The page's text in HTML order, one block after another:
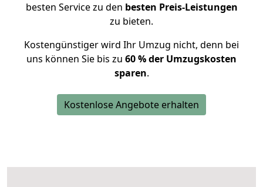
besten Service zu den besten Preis-Leistungen
zu bieten.
Kostengünstiger wird Ihr Umzug nicht, denn bei
uns können Sie bis zu 60 % der Umzugskosten
sparen.
Kostenlose Angebote erhalten